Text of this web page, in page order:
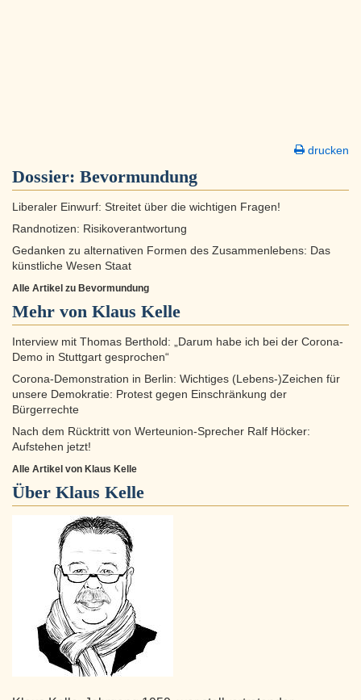
drucken
Dossier: Bevormundung
Liberaler Einwurf: Streitet über die wichtigen Fragen!
Randnotizen: Risikoverantwortung
Gedanken zu alternativen Formen des Zusammenlebens: Das
künstliche Wesen Staat
Alle Artikel zu Bevormundung
Mehr von Klaus Kelle
Interview mit Thomas Berthold: „Darum habe ich bei der Corona-
Demo in Stuttgart gesprochen“
Corona-Demonstration in Berlin: Wichtiges (Lebens-)Zeichen für
unsere Demokratie: Protest gegen Einschränkung der
Bürgerrechte
Nach dem Rücktritt von Werteunion-Sprecher Ralf Höcker:
Aufstehen jetzt!
Alle Artikel von Klaus Kelle
Über Klaus Kelle